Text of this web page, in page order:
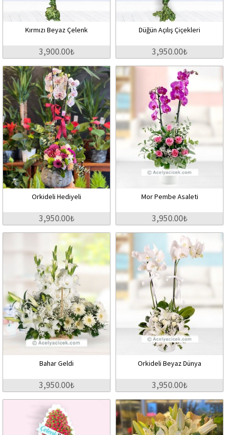
Kırmızı Beyaz Çelenk
3,900.00₺
Düğün Açılış Çiçekleri
3,950.00₺
Orkideli Hediyeli
3,950.00₺
Mor Pembe Asaleti
3,950.00₺
Bahar Geldi
3,950.00₺
Orkideli Beyaz Dünya
3,950.00₺